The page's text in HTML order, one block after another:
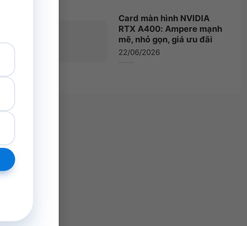
Card màn hình NVIDIA
RTX A400: Ampere mạnh
mẽ, nhỏ gọn, giá ưu đãi
22/06/2026